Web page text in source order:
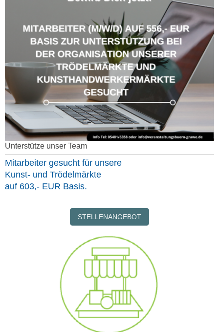
Unterstütze unser Team
Mitarbeiter gesucht für unsere
Kunst- und Trödelmärkte
auf 603,- EUR Basis.
STELLENANGEBOT